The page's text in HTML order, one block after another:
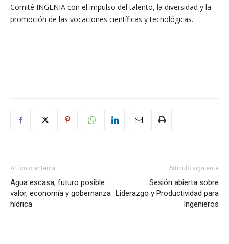
Comité INGENIA con el impulso del talento, la diversidad y la
promoción de las vocaciones científicas y tecnológicas.
Artículo anterior
Agua escasa, futuro posible:
valor, economía y gobernanza
hídrica
Artículo siguiente
Sesión abierta sobre
Liderazgo y Productividad para
Ingenieros